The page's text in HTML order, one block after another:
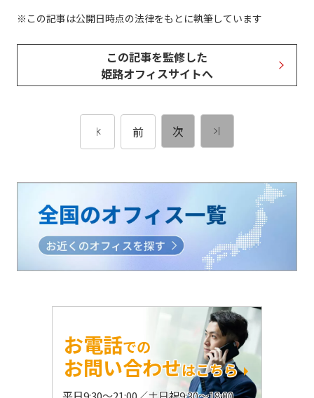
この記事は公開日時点の法律をもとに執筆しています
この記事を監修した
姫路オフィスサイトへ
前 次
お電話での
お問い合わせはこちら